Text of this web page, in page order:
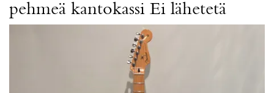
pehmeä kantokassi Ei lähetetä